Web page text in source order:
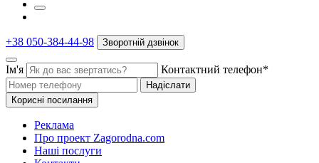
+38 050-384-44-98 Зворотній дзвінок
Ім'я Контактний телефон*
Надіслати
Корисні посилання
Реклама
Про проект Zagorodna.com
Наші послуги